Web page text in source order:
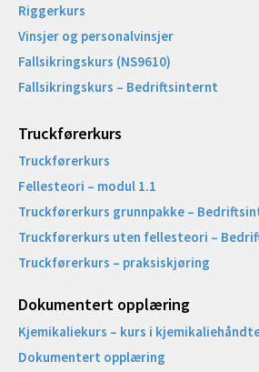
Riggerkurs
Vinsjer og personalvinsjer
Fallsikringskurs (NS9610)
Fallsikringskurs – Bedriftsinternt
Truckførerkurs
Truckførerkurs
Fellesteori – modul 1.1
Truckførerkurs grunnpakke –
Truckførerkurs uten fellesteori –
Truckførerkurs – praksiskjøring
Dokumentert opplæring
Kjemikaliekurs – kurs i
Dokumentert opplæring